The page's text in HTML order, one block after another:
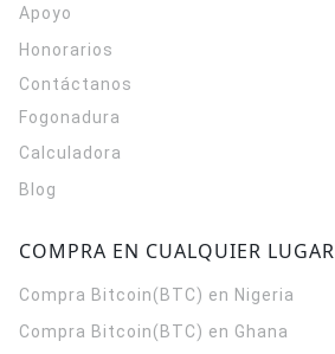
Apoyo
Honorarios
Contáctanos
Fogonadura
Calculadora
Blog
COMPRA EN CUALQUIER LUGAR
Compra Bitcoin(BTC) en Nigeria
Compra Bitcoin(BTC) en Ghana